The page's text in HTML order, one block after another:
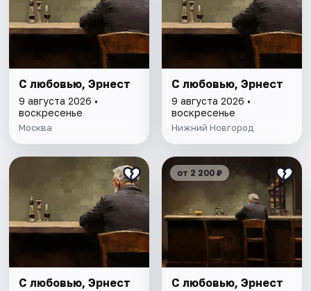
С любовью, Эрнест
9 августа 2026 •
воскресенье
Москва
С любовью, Эрнест
9 августа 2026 •
воскресенье
Нижний Новгород
С любовью, Эрнест
от 2 200 ₽
С любовью, Эрнест